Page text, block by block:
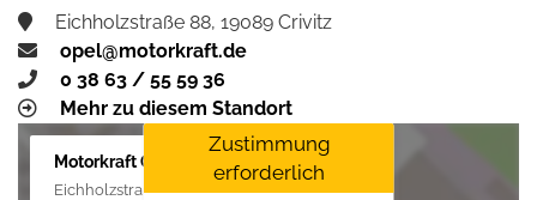
Eichholzstraße 88, 19089 Crivitz
opel@motorkraft.de
0 38 63 / 55 59 36
Mehr zu diesem Standort
Motorkraft GmbH
Eichholzstraße 88, 19089 Crivitz
Zustimmung
erforderlich